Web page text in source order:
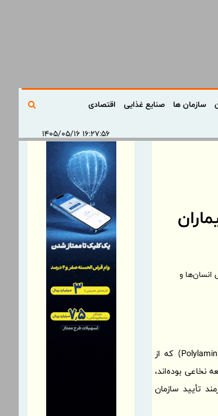
سازمان ها صنایع غذایی اقتصادی
انسان‌ها و
به گزارش رصداقتصادی- زهرا مولایی / براساس یافته‌های این پژوهشگران، تزریق پروتئینی به‌نام «پلی‌لامینین» (Polylaminin) که از
نخاعی بوده‌اند،
تأیید سازمان